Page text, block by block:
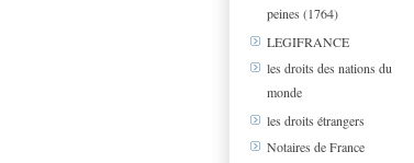
peines (1764)
LEGIFRANCE
les droits des nations du
monde
les droits étrangers
Notaires de France